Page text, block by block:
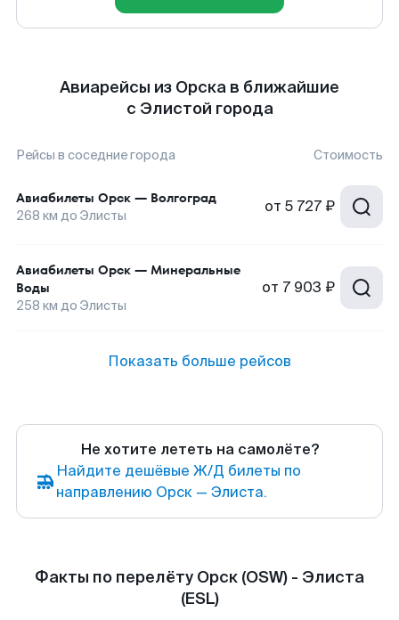
Авиарейсы из Орска в ближайшие
с Элистой города
Рейсы в соседние города Стоимость
Авиабилеты Орск — Волгоград
268 км до Элисты от 5 727 ₽
Авиабилеты Орск — Минеральные
Воды
258 км до Элисты
от 7 903 ₽
Показать больше рейсов
Не хотите лететь на самолёте?
Найдите дешёвые Ж/Д билеты по
направлению Орск — Элиста.
Факты по перелёту Орск (OSW) - Элиста
(ESL)